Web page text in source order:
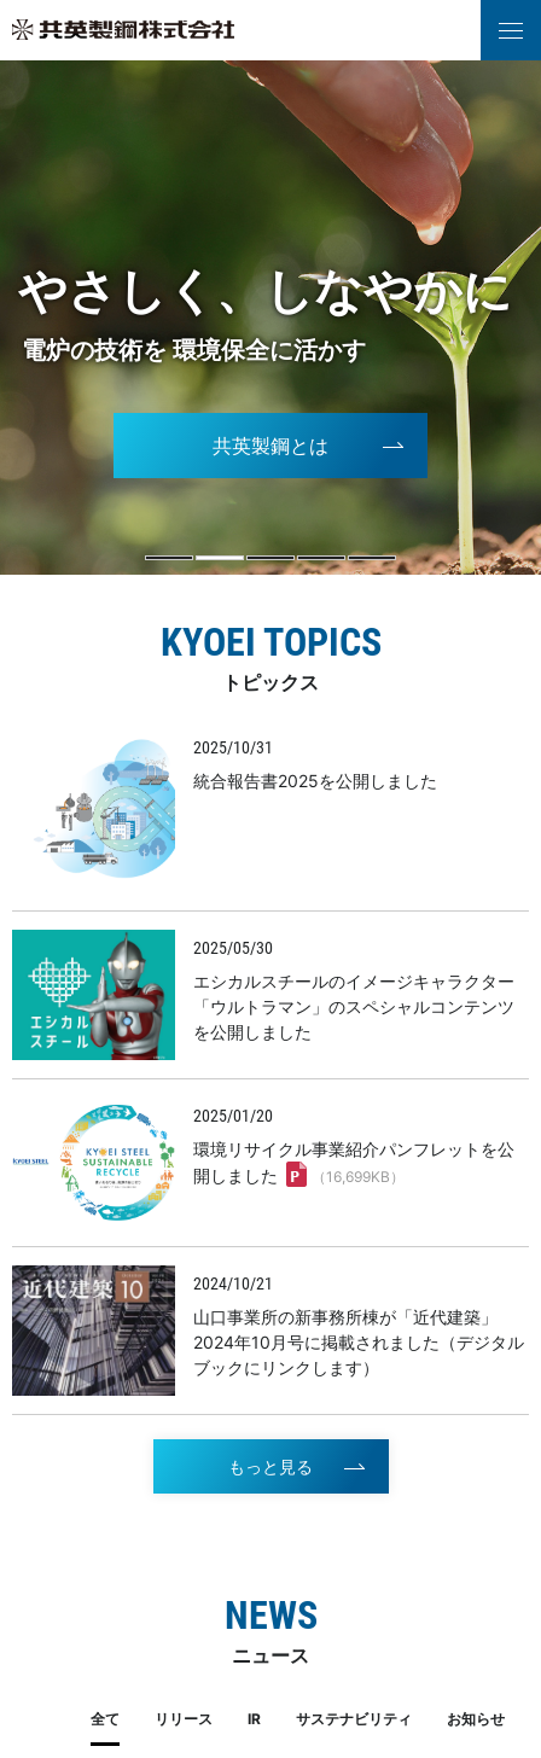
共英製鋼とは
KYOEI TOPICS
トピックス
2025/10/31
統合報告書2025を公開しました
2025/05/30
エシカルスチールのイメージキャラクター
「ウルトラマン」のスペシャルコンテンツ
を公開しました
2025/01/20
環境リサイクル事業紹介パンフレットを公
開しました
（16,699KB）
2024/10/21
山口事業所の新事務所棟が「近代建築」
2024年10月号に掲載されました（デジタル
ブックにリンクします）
もっと見る
NEWS
ニュース
全て リリース IR サステナビリティ お知らせ
強く、
鉄スクラップにふたたび 命を吹き込む
やさしく、しなやかに
電炉の技術を 環境保全に活かす
世界へ、
地域社会と共生し 世界に飛躍する
時代を超えて、
先人達の技術と魂を 次世代へ受け継ぐ
挑戦を続ける。
真の豊かさを求め 新たな未来を拓く